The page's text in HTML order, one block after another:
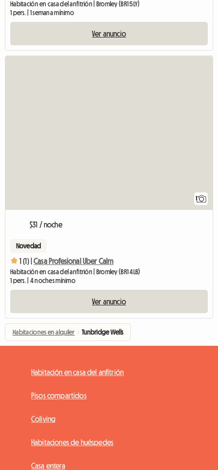
Habitación en casa del anfitrión | Bromley (BR1 5LY)
1 pers. | 1 semana mínimo
Ver anuncio
1
$31 / noche
Novedad
1 (1) | Casa Profesional Uber Calm
Habitación en casa del anfitrión | Bromley (BR1 4LB)
1 pers. | 4 noches mínimo
Ver anuncio
Habitaciones en alquiler › Tunbridge Wells
Habitación en casa del anfitrión
Pisos compartidos
Coliving
Habitaciones de huéspedes
Casa entera